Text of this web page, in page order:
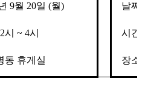
9월 20일 (월)
시 ~ 4시
동 휴게실
날짜 :
시간 :
장소